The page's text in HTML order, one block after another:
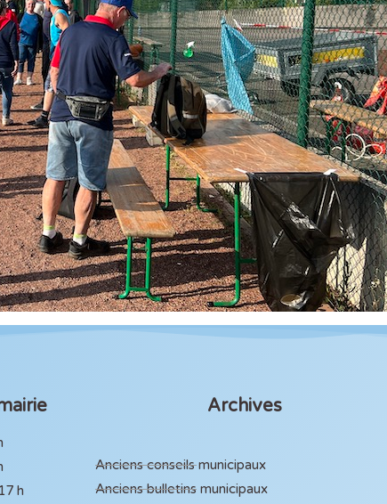
h
Archives
Anciens conseils municipaux
Anciens bulletins municipaux